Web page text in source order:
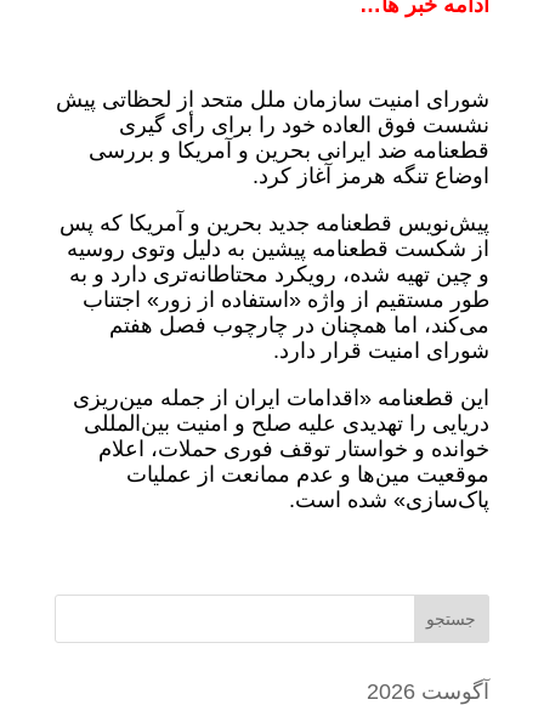
شورای امنیت سازمان ملل متحد از لحظاتی پیش
نشست فوق العاده خود را برای رأی گیری
قطعنامه ضد ایرانی بحرین و آمریکا و بررسی
اوضاع تنگه هرمز آغاز کرد.
پیش‌نویس قطعنامه جدید بحرین و آمریکا که پس
از شکست قطعنامه پیشین به دلیل وتوی روسیه
و چین تهیه شده، رویکرد محتاطانه‌تری دارد و به
طور مستقیم از واژه «استفاده از زور» اجتناب
می‌کند، اما همچنان در چارچوب فصل هفتم
شورای امنیت قرار دارد.
این قطعنامه «اقدامات ایران از جمله مین‌ریزی
دریایی را تهدیدی علیه صلح و امنیت بین‌المللی
خوانده و خواستار توقف فوری حملات، اعلام
موقعیت مین‌ها و عدم ممانعت از عملیات
پاک‌سازی» شده است.
جستجو
آگوست 2026